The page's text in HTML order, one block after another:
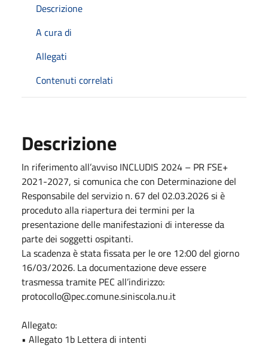
Descrizione
A cura di
Allegati
Contenuti correlati
Descrizione
In riferimento all’avviso INCLUDIS 2024 – PR FSE+
2021-2027, si comunica che con Determinazione del
Responsabile del servizio n. 67 del 02.03.2026 si è
proceduto alla riapertura dei termini per la
presentazione delle manifestazioni di interesse da
parte dei soggetti ospitanti.
La scadenza è stata fissata per le ore 12:00 del giorno
16/03/2026. La documentazione deve essere
trasmessa tramite PEC all’indirizzo:
protocollo@pec.comune.siniscola.nu.it
Allegato:
• Allegato 1b Lettera di intenti